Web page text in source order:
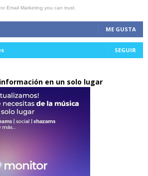
Email Marketing you can trust.
ME GUSTA
SEGUIR
en un solo lugar